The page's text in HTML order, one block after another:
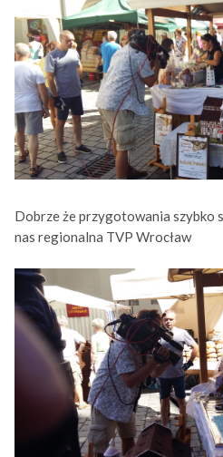
Dobrze że przygotowania szybko
nas regionalna TVP Wrocław